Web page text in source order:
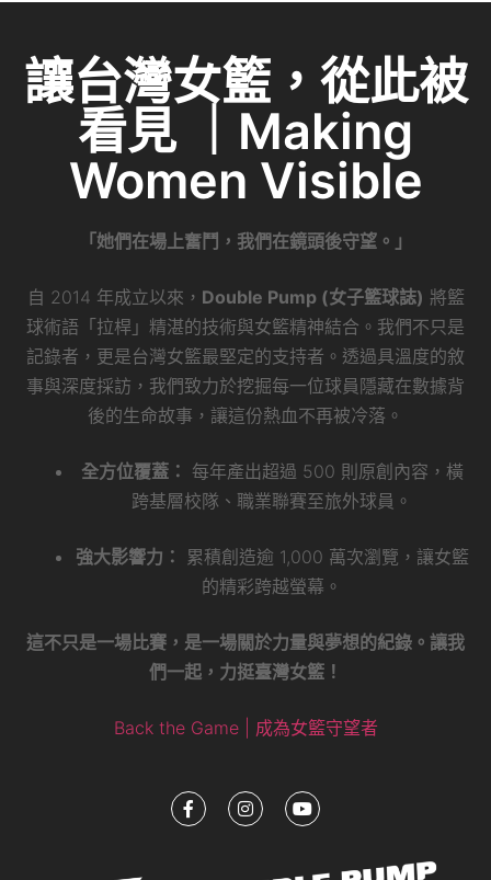
讓台灣女籃，從此被
看見 ｜Making
Women Visible
「她們在場上奮鬥，我們在鏡頭後守望。」
自 2014 年成立以來， Double Pump (女子籃球誌) 將籃
球術語「拉桿」精湛的技術與女籃精神結合。我們不只是
記錄者，更是台灣女籃最堅定的支持者。透過具溫度的敘
事與深度採訪，我們致力於挖掘每一位球員隱藏在數據背
後的生命故事，讓這份熱血不再被冷落。
全方位覆蓋： 每年產出超過 500 則原創內容，橫
跨基層校隊、職業聯賽至旅外球員。
強大影響力：
累積創造逾 1,000 萬次瀏覽，讓女籃
的精彩跨越螢幕。
這不只是一場比賽，是一場關於力量與夢想的紀錄。讓我
們一起，力挺臺灣女籃！
Back the Game | 成為女籃守望者